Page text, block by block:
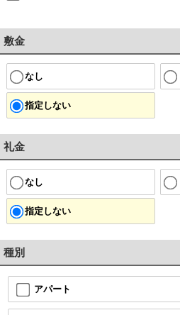
敷金
なし
指定しない
礼金
なし
指定しない
種別
アパート